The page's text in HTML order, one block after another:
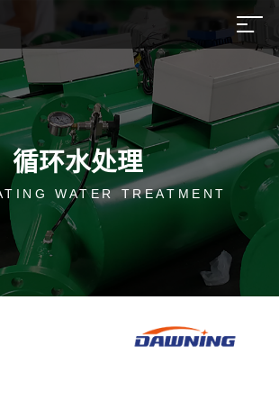
循环水处理
WATER TREATMENT